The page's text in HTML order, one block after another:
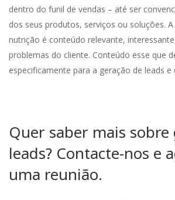
dentro do funil de vendas – até ser
dos seus produtos, serviços ou soluções.
nutrição é conteúdo relevante,
problemas do cliente. Conteúdo esse que
especificamente para a geração de leads e
Quer saber mais sobre
leads? Contacte-nos e
uma reunião.